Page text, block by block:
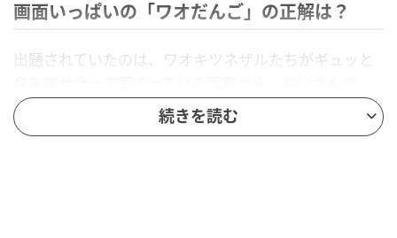
画面いっぱいの「ワオだんご」の正解は？
出題されていたのは、ワオキツネザルたちがギュッと
「オージロウ」くんを見つけ出すというクイズです。
続きを読む